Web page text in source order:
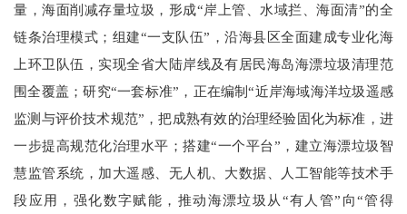
量，海面削减存量垃圾，形成“岸上管、水域拦、海面清”的全
链条治理模式；组建“一支队伍”，沿海县区全面建成专业化海
上环卫队伍，实现全省大陆岸线及有居民海岛海漂垃圾清理范
围全覆盖；研究“一套标准”，正在编制“近岸海域海洋垃圾遥感
监测与评价技术规范”，把成熟有效的治理经验固化为标准，进
一步提高规范化治理水平；搭建“一个平台”，建立海漂垃圾智
慧监管系统，加大遥感、无人机、大数据、人工智能等技术手
段应用，强化数字赋能，推动海漂垃圾从“有人管”向“管得